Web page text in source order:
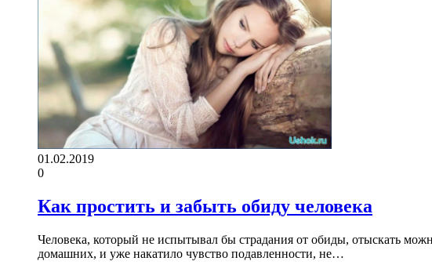
01.02.2019
0
Как простить и забыть обиду человека
Человека, который не испытывал бы страдания от обиды, отыскать
домашних, и уже накатило чувство подавленности, не…